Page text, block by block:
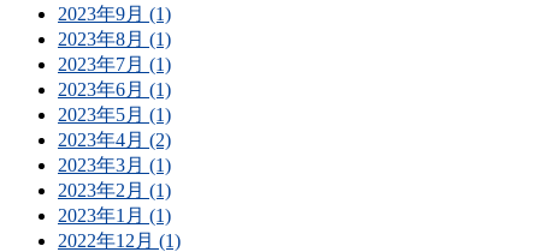
2023年9月 (1)
2023年8月 (1)
2023年7月 (1)
2023年6月 (1)
2023年5月 (1)
2023年4月 (2)
2023年3月 (1)
2023年2月 (1)
2023年1月 (1)
2022年12月 (1)